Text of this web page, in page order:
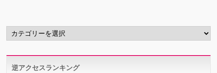
カ
テ
リ
ー逆アクセスランキング